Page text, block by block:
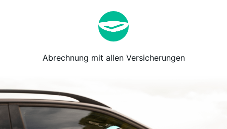
Abrechnung mit allen Versicherungen